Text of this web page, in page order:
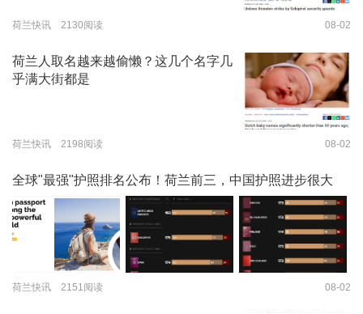
荷兰快讯 2130阅读 08-02
荷兰人取名越来越偷懒？这几个名字几
乎满大街都是
荷兰快讯 2198阅读 08-02
全球"最强"护照排名公布！荷兰前三，中国护照进步很大
荷兰快讯 2151阅读 08-02